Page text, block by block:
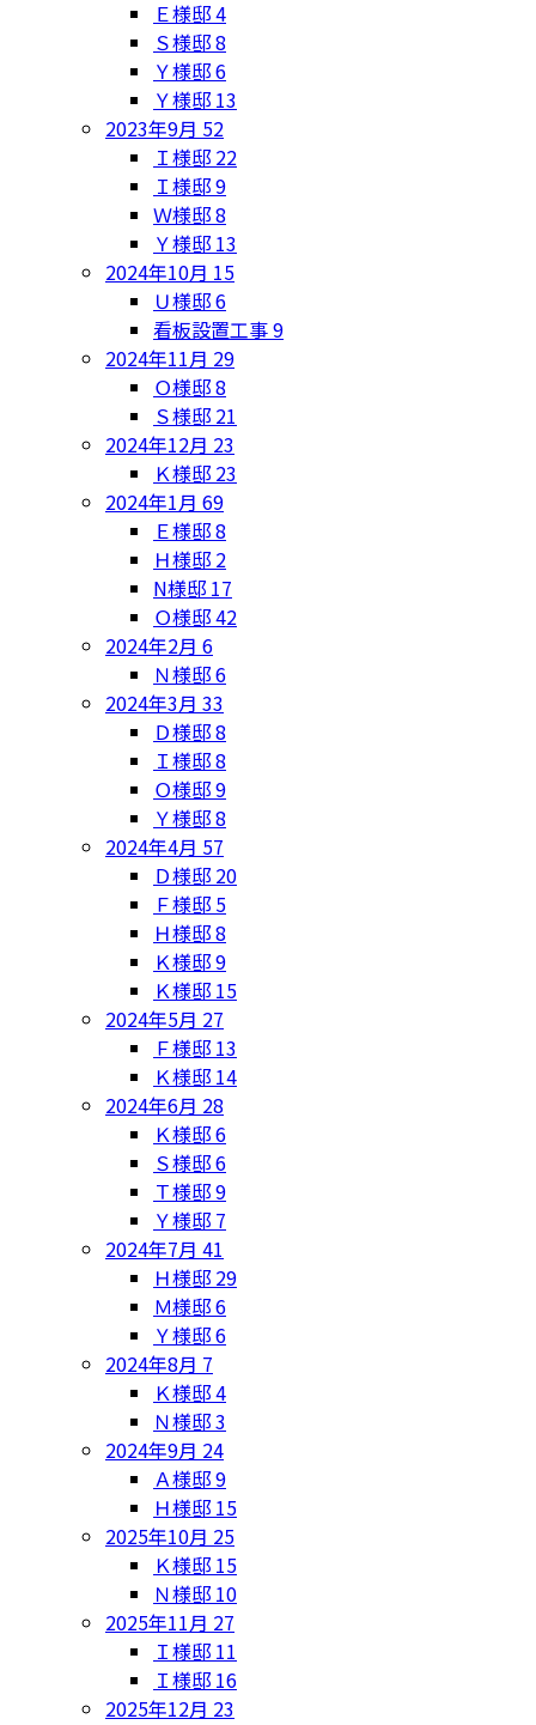
Ｅ様邸4
Ｓ様邸8
Ｙ様邸6
Ｙ様邸 13
2023年9月 52
Ｉ様邸 22
Ｉ様邸9
Ｗ様邸8
Ｙ様邸 13
2024年10月 15
Ｕ様邸6
看板設置工事9
2024年11月 29
Ｏ様邸8
Ｓ様邸 21
2024年12月 23
Ｋ様邸 23
2024年1月 69
Ｅ様邸8
Ｈ様邸 2
N様邸 17
Ｏ様邸42
2024年2月 6
Ｎ様邸6
2024年3月 33
Ｄ様邸8
Ｉ様邸8
Ｏ様邸9
Ｙ様邸8
2024年4月 57
Ｄ様邸 20
Ｆ様邸 5
Ｈ様邸8
Ｋ様邸9
Ｋ様邸 15
2024年5月 27
Ｆ様邸 13
Ｋ様邸 14
2024年6月 28
Ｋ様邸6
Ｓ様邸6
Ｔ様邸9
Ｙ様邸 7
2024年7月 41
Ｈ様邸 29
Ｍ様邸6
Ｙ様邸6
2024年8月 7
Ｋ様邸4
Ｎ様邸3
2024年9月 24
Ａ様邸9
Ｈ様邸 15
2025年10月 25
Ｋ様邸 15
Ｎ様邸 10
2025年11月 27
Ｉ様邸 11
Ｉ様邸 16
2025年12月 23